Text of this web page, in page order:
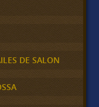
DE SALON